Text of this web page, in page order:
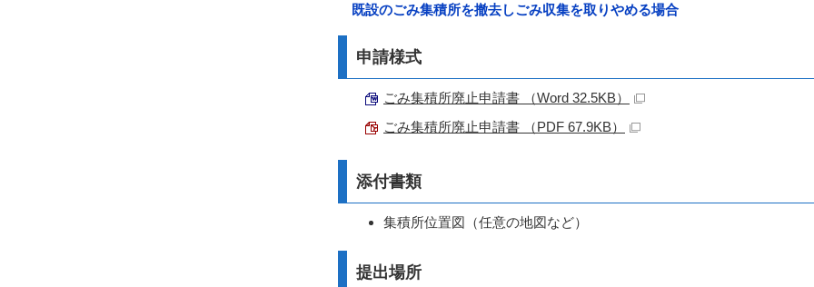
既設のごみ集積所を撤去しごみ収集を取りやめる場合
申請様式
ごみ集積所廃止申請書 （Word 32.5KB）
ごみ集積所廃止申請書 （PDF 67.9KB）
添付書類
集積所位置図（任意の地図など）
提出場所